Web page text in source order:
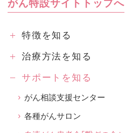
がん特設サイトトップへ
特徴を知る
治療方法を知る
サポートを知る
がん相談支援センター
各種がんサロン